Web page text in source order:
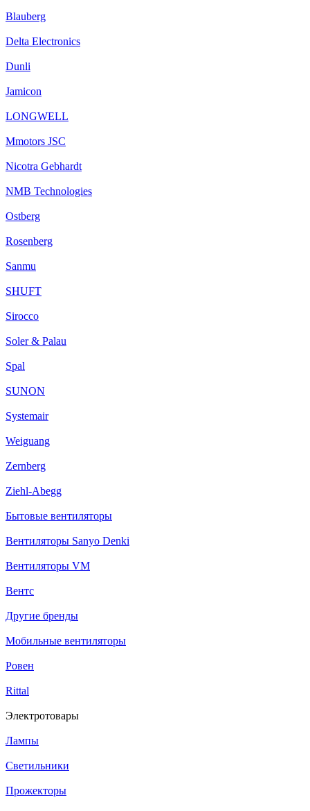
Blauberg
Delta Electronics
Dunli
Jamicon
LONGWELL
Mmotors JSC
Nicotra Gebhardt
NMB Technologies
Ostberg
Rosenberg
Sanmu
SHUFT
Sirocco
Soler & Palau
Spal
SUNON
Systemair
Weiguang
Zernberg
Ziehl-Abegg
Бытовые вентиляторы
Вентиляторы Sanyo Denki
Вентиляторы VM
Вентс
Другие бренды
Мобильные вентиляторы
Ровен
Rittal
Электротовары
Лампы
Светильники
Прожекторы